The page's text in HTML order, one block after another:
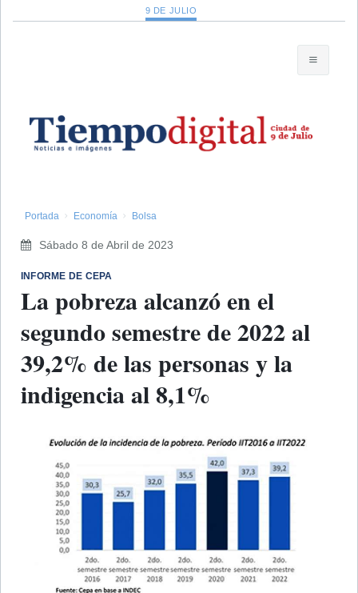
9 DE JULIO
Portada Economía Bolsa
Sábado 8 de Abril de 2023
INFORME DE CEPA
La pobreza alcanzó en el
segundo semestre de 2022 al
39,2% de las personas y la
indigencia al 8,1%